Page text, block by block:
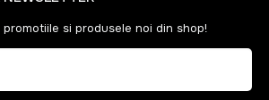
si produsele noi din shop!